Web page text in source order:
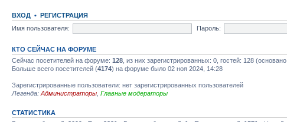
ВХОД • РЕГИСТРАЦИЯ
Имя пользователя:
Пароль:
КТО СЕЙЧАС НА ФОРУМЕ
Сейчас посетителей на форуме: 128 , из них зарегистрированных: 0, гостей: 128
Больше всего посетителей (4174) на форуме было 02 ноя 2024, 14:28
Зарегистрированные пользователи: нет зарегистрированных пользователей
Легенда: Администраторы Главные модераторы
СТАТИСТИКА